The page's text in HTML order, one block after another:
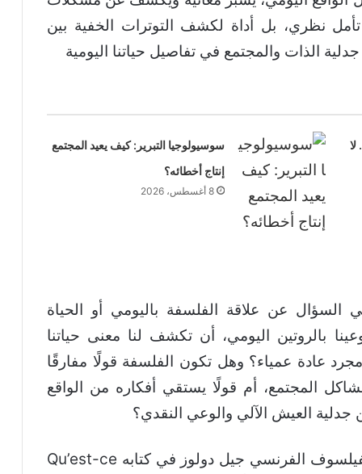
نظري، بل أداة لكشف التوترات الخفية بين
الذات والمجتمع في تفاصيل حياتنا اليومية
لا
سوسيولوجيا التبرير: كيف يعيد المجتمع
إنتاج أخطائه؟
8 أغسطس، 2026
السؤال عن علاقة الفلسفة باليومي أو الحياة
بالروتين اليومي، أن تكشف لنا معنى حياتنا
عادة عمياء؟ وهل تكون الفلسفة قولًا مفارقًا
المجتمع، أم قولًا يستقي أفكاره من الواقع
العيش الآلي والوعي النقدي؟
الفلسفة هي “إبداع للمفاهيم”، كما علمنا الفيلسوف الفرنسي جيل دولوز في كتابه Qu’est-ce